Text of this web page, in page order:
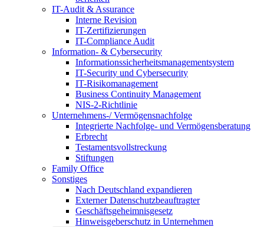
IT-Audit & Assurance
Interne Revision
IT-Zertifizierungen
IT-Compliance Audit
Information- & Cybersecurity
Informationssicherheitsmanagementsystem
IT-Security und Cybersecurity
IT-Risikomanagement
Business Continuity Management
NIS-2-Richtlinie
Unternehmens-/Vermögensnachfolge
Integrierte Nachfolge- und Vermögensberatung
Erbrecht
Testamentsvollstreckung
Stiftungen
Family Office
Sonstiges
Nach Deutschland expandieren
Externer Datenschutzbeauftragter
Geschäftsgeheimnisgesetz
Hinweisgeberschutz in Unternehmen